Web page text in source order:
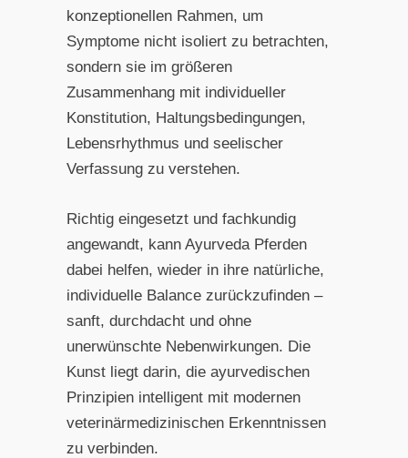
konzeptionellen Rahmen, um
Symptome nicht isoliert zu betrachten,
sondern sie im größeren
Zusammenhang mit individueller
Konstitution, Haltungsbedingungen,
Lebensrhythmus und seelischer
Verfassung zu verstehen.
Richtig eingesetzt und fachkundig
angewandt, kann Ayurveda Pferden
dabei helfen, wieder in ihre natürliche,
individuelle Balance zurückzufinden –
sanft, durchdacht und ohne
unerwünschte Nebenwirkungen. Die
Kunst liegt darin, die ayurvedischen
Prinzipien intelligent mit modernen
veterinärmedizinischen Erkenntnissen
zu verbinden.